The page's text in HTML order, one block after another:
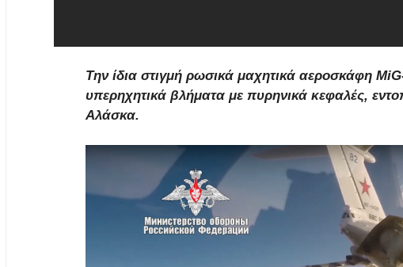
Την ίδια στιγμή ρωσικά μαχητικά αεροσκάφη
υπερηχητικά βλήματα με πυρηνικά κεφαλές,
Αλάσκα.